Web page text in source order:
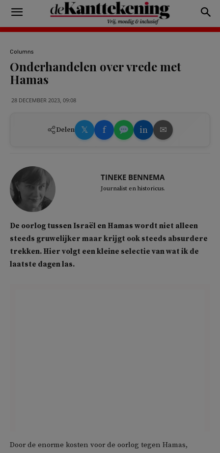
Columns
Onderhandelen over vrede met
Hamas
28 DECEMBER 2023, 09:08
Delen 𝕏 f in ✉
TINEKE BENNEMA
Journalist en historicus.
De oorlog tussen Israël en Hamas wordt niet alleen
steeds gruwelijker maar krijgt ook steeds absurdere
trekken. Hier volgt een kleine selectie van wat ik de
laatste dagen las.
Door de enorme kosten voor de oorlog tegen Hamas,